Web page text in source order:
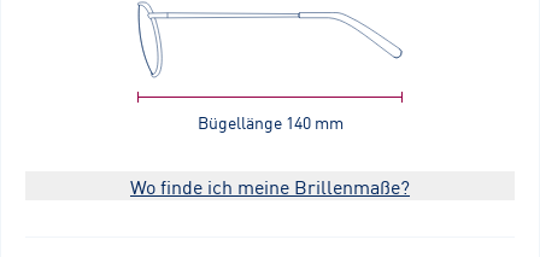
Bügellänge 140 mm
Wo finde ich meine Brillenmaße?